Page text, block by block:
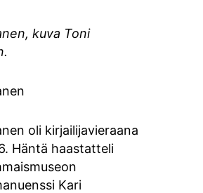
kuva Toni
oli kirjailijavieraana
Häntä haastatteli
Kari